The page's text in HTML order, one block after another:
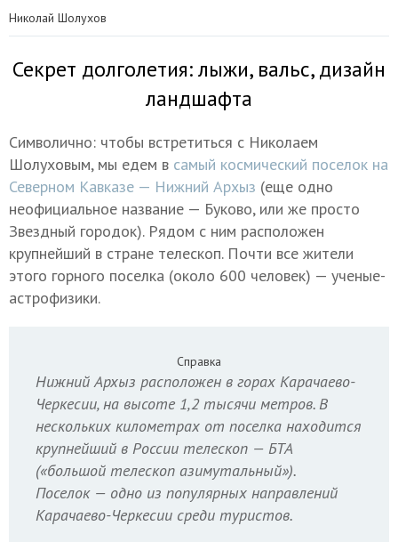
Николай Шолухов
Секрет долголетия: лыжи, вальс, дизайн
ландшафта
Символично: чтобы встретиться с Николаем
Шолуховым, мы едем в самый космический поселок на
Северном Кавказе — Нижний Архыз (еще одно
неофициальное название — Буково, или же просто
Звездный городок). Рядом с ним расположен
крупнейший в стране телескоп. Почти все жители
этого горного поселка (около 600 человек) — ученые-
астрофизики.
Справка
Нижний Архыз расположен в горах Карачаево-
Черкесии, на высоте 1,2 тысячи метров. В
нескольких километрах от поселка находится
крупнейший в России телескоп — БТА
(«большой телескоп азимутальный»).
Поселок — одно из популярных направлений
Карачаево-Черкесии среди туристов.